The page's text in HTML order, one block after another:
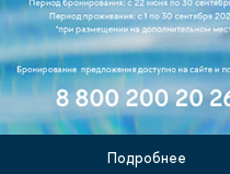
Подробнее